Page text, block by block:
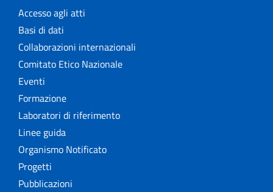
Accesso agli atti
Basi di dati
Collaborazioni internazionali
Comitato Etico Nazionale
Eventi
Formazione
Laboratori di riferimento
Linee guida
Organismo Notificato
Progetti
Pubblicazioni